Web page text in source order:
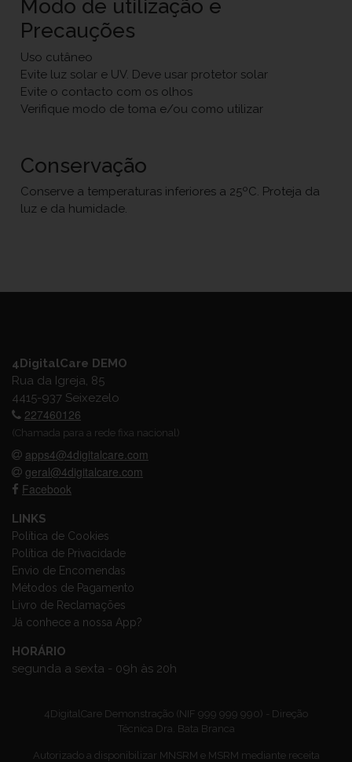
Modo de utilização e
Precauções
Uso cutâneo
Evite luz solar e UV. Deve usar protetor solar
Evite o contacto com os olhos
Verifique modo de toma e/ou como utilizar
Conservação
Conserve a temperaturas inferiores a 25ºC. Proteja da
luz e da humidade.
4DigitalCare DEMO
Rua da Igreja, 85
4415-937 Seixezelo
227460126
(Chamada para a rede fixa nacional)
apps4@4digitalcare.com
geral@4digitalcare.com
Facebook
LINKS
Política de Cookies
Política de Privacidade
Envio de Encomendas
Métodos de Pagamento
Livro de Reclamações
Já conhece a nossa App?
HORÁRIO
segunda a sexta - 09h às 20h
4DigitalCare Demonstração (NIF 999 999 990) - Direção
Técnica Dra. Bata Branca
Autorizado a disponibilizar MNSRM e MSRM mediante receita